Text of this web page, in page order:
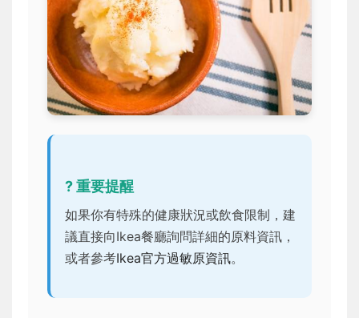
? 重要提醒
如果你有特殊的健康狀況或飲食限制，建
議直接向Ikea餐廳詢問詳細的原料資訊，
或者參考Ikea官方過敏原資訊。